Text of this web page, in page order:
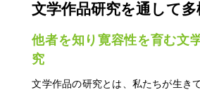
文学作品研究を通して
他者を知り寛容性を育む文
究
文学作品の研究とは、私たちが生き